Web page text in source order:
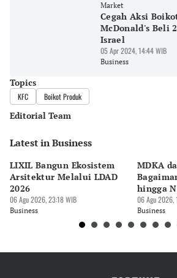
Market
Cegah Aksi
McDonald's Beli
Israel
05 Apr 2024, 14:44 WIB
Business
Topics
KFC Boikot Produk
Editorial Team
Editor
Editor
Latest in Business
LIXIL Bangun Ekosistem
Arsitektur Melalui LDAD
2026
06 Agu 2026, 23:18 WIB
Business
MDKA
hingga
06 Agu 2026,
Business